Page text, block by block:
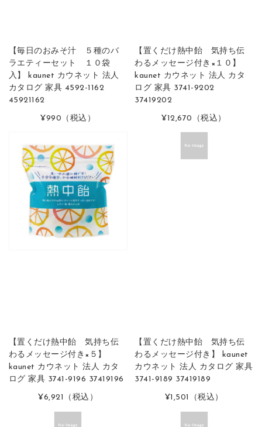
【毎日のおみそ汁 ５種のバ
ラエティーセット １０袋
入】 kaunet カウネット 法人
カタログ 家具 4592-1162
45921162
¥990 （税込）
【置くだけ熱中飴 気持ち伝
わるメッセージ付き×１０】
kaunet カウネット 法人 カタ
ログ 家具 3741-9202
37419202
¥12,670 （税込）
【置くだけ熱中飴 気持ち伝
わるメッセージ付き×５】
kaunet カウネット 法人 カタ
ログ 家具 3741-9196 37419196
¥6,921 （税込）
【置くだけ熱中飴 気持ち伝
わるメッセージ付き】 kaunet
カウネット 法人 カタログ 家具
3741-9189 37419189
¥1,501 （税込）